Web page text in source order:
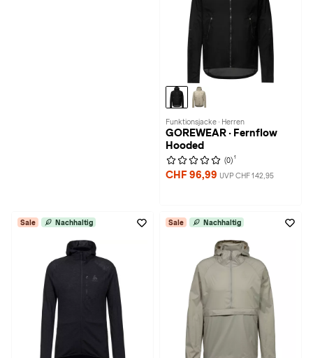
Funktionsjacke · Herren
GOREWEAR · Fernflow
Hooded
(0) 1
CHF 96,99 UVP CHF 142,95
Sale Nachhaltig Sale Nachhaltig